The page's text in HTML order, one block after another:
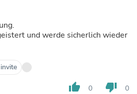
und werde sicherlich wieder
thumb_up 0 thumb_down 0